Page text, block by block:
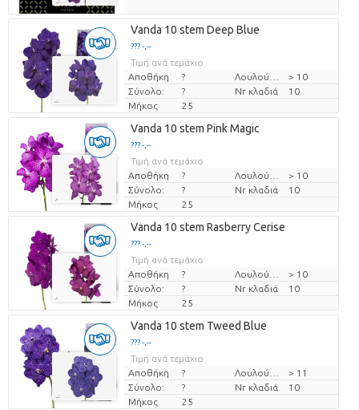
Vanda 10 stem Deep Blue
??? -,--
Τιμή ανά τεμάχιο
Αποθήκη
?
> 10
Σύνολο:
? Nr κλαδιά
10
Μήκος
25
Vanda 10 stem Pink Magic
??? -,--
Τιμή ανά τεμάχιο
Αποθήκη
?
> 10
Σύνολο:
? Nr κλαδιά
10
Μήκος
25
Vanda 10 stem Rasberry Cerise
??? -,--
Τιμή ανά τεμάχιο
Αποθήκη
?
> 10
Σύνολο:
? Nr κλαδιά
10
Μήκος
25
Vanda 10 stem Tweed Blue
??? -,--
Τιμή ανά τεμάχιο
Αποθήκη
?
> 11
Σύνολο:
? Nr κλαδιά
10
Μήκος
25